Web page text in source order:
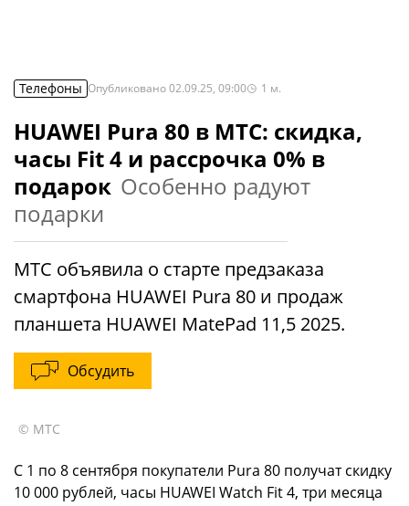
Телефоны Опубликовано02.09.25, 09:00 1 м.
HUAWEI Pura 80 в МТС: скидка,
часы Fit 4 и рассрочка 0% в
подарок Особенно радуют
подарки
МТС объявила о старте предзаказа
смартфона HUAWEI Pura 80 и продаж
планшета HUAWEI MatePad 11,5 2025.
Обсудить
© МТС
С 1 по 8 сентября покупатели Pura 80 получат скидку
10 000 рублей, часы HUAWEI Watch Fit 4, три месяца